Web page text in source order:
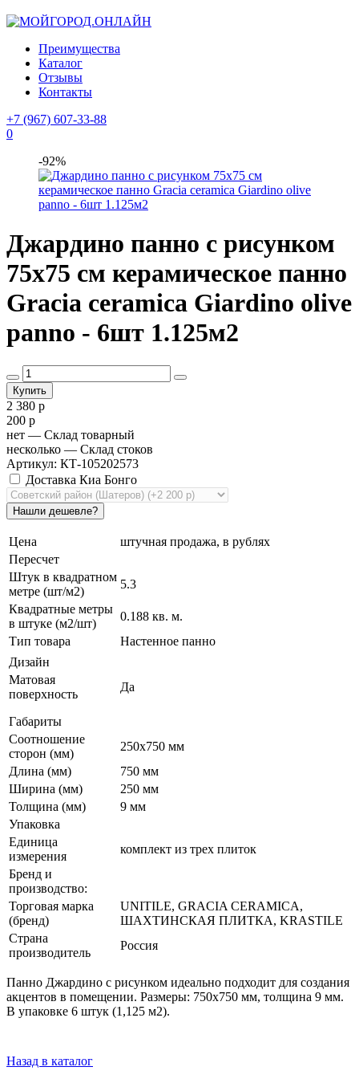
Преимущества
Каталог
Отзывы
Контакты
+7 (967) 607-33-88
0
-92%
Джардино панно с рисунком
75х75 см керамическое панно
Gracia ceramica Giardino olive
panno - 6шт 1.125м2
2 380 р
200 р
нет — Склад товарный
несколько — Склад стоков
Артикул: КТ-105202573
Доставка Киа Бонго
Цена
штучная продажа, в рублях
Пересчет
Штук в квадратном
метре (шт/м2)
5.3
Квадратные метры
в штуке (м2/шт)
0.188 кв. м.
Тип товара
Настенное панно
Дизайн
Матовая
поверхность
Да
Габариты
Соотношение
сторон (мм)
250x750 мм
Длина (мм)
750 мм
Ширина (мм)
250 мм
Толщина (мм)
9 мм
Упаковка
Единица
измерения
комплект из трех плиток
Бренд и
производство:
Торговая марка
(бренд)
UNITILE, GRACIA CERAMICA,
ШАХТИНСКАЯ ПЛИТКА, KRASTILE
Страна
производитель
Россия
Панно Джардино с рисунком идеально подходит для создания
акцентов в помещении. Размеры: 750x750 мм, толщина 9 мм.
В упаковке 6 штук (1,125 м2).
Назад в каталог